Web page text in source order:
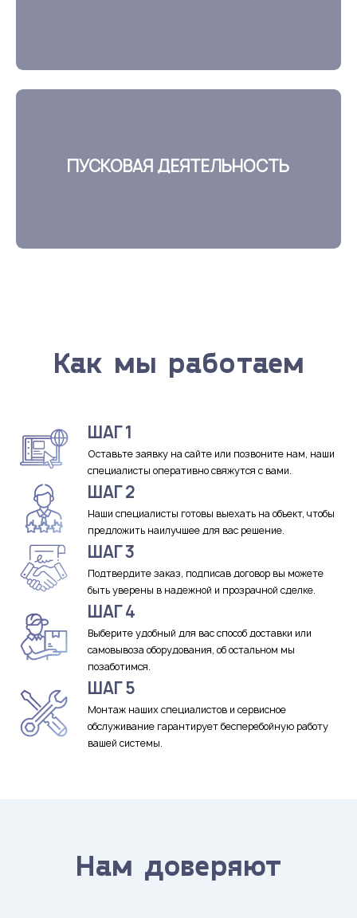
ПУСКОВАЯ ДЕЯТЕЛЬНОСТЬ
Как мы работаем
ШАГ 1
Оставьте заявку на сайте или позвоните нам, наши
специалисты оперативно свяжутся с вами.
ШАГ 2
Наши специалисты готовы выехать на объект, чтобы
предложить наилучшее для вас решение.
ШАГ 3
Подтвердите заказ, подписав договор вы можете
быть уверены в надежной и прозрачной сделке.
ШАГ 4
Выберите удобный для вас способ доставки или
самовывоза оборудования, об остальном мы
позаботимся.
ШАГ 5
Монтаж наших специалистов и сервисное
обслуживание гарантирует бесперебойную работу
вашей системы.
Нам доверяют